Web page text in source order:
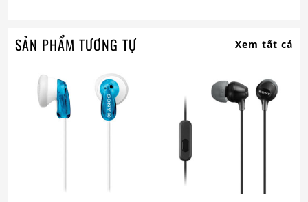
SẢN PHẨM TƯƠNG TỰ Xem tất cả